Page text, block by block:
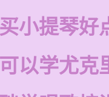
小提琴好
以学尤克